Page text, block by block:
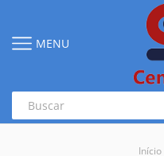
MENU
Início